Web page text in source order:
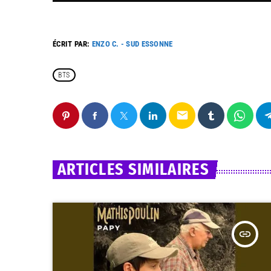
ÉCRIT PAR: ENZO C. - SUD ESSONNE
BTS
email
ARTICLES SIMILAIRES
insert_link